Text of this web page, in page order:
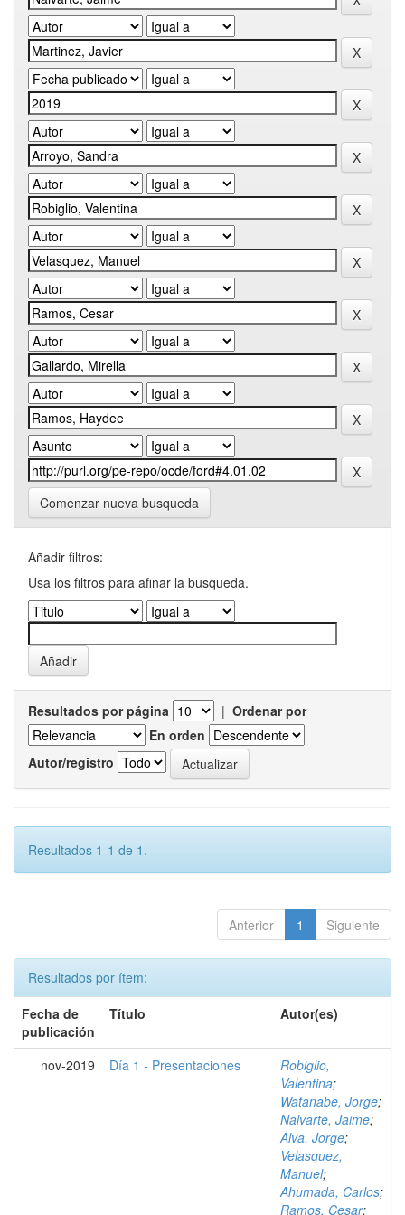
Comenzar nueva busqueda
Añadir filtros:
Usa los filtros para afinar la busqueda.
Resultados por página | Ordenar por
En orden
Autor/registro
Resultados 1-1 de 1.
Anterior 1 Siguiente
Resultados por ítem:
Fecha de
publicación
Título Autor(es)
nov-2019 Día 1 - Presentaciones
Robiglio,
Valentina;
Watanabe, Jorge;
Nalvarte, Jaime;
Alva, Jorge;
Velasquez,
Manuel;
Ahumada, Carlos;
Ramos, Cesar;